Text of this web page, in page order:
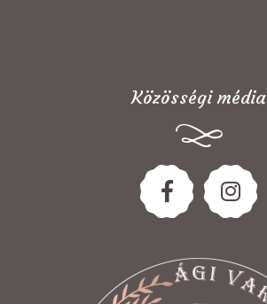
Közösségi média